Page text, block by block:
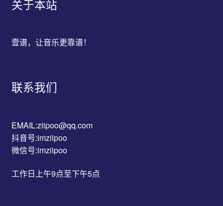
关于本站
壹谱，让音乐更靠谱！
联系我们
EMAIL:ziipoo@qq.com
抖音号:imziipoo
微信号:imziipoo
工作日上午9点至下午5点